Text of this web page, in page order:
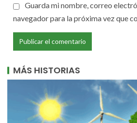
Guarda mi nombre, correo
navegador para la próxima vez que
MÁS HISTORIAS